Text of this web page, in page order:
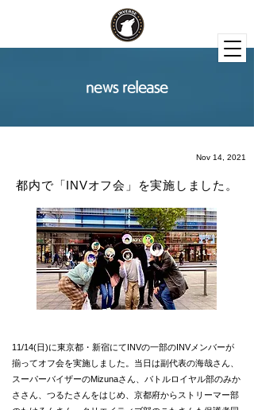
news release
Nov 14, 2021
都内で「INVオフ会」を実施しました。
11/14(日)に東京都・新宿にてINVの一部のINVメンバーが
揃ってオフ会を実施しました。当日は副代表の海哉さん、
スーパーバイザーのMizunaさん、バトルロイヤル部のみか
ささん、つるたさんをはじめ、京都府からストリーマー部